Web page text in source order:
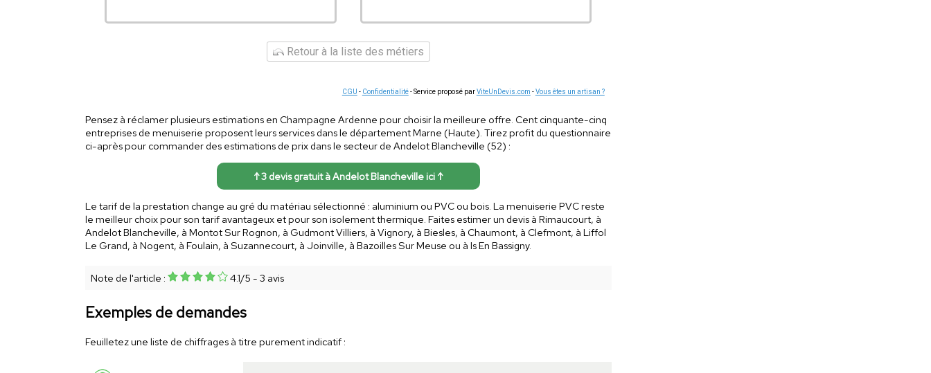
Retour à la liste des métiers
CGU - Confidentialité- Service proposé parViteUnDevis.com -Vous êtes un artisan ?
Pensez à réclamer plusieurs estimations en Champagne Ardenne pour choisir la meilleure offre. Cent cinquante-cinq
entreprises de menuiserie proposent leurs services dans le département Marne (Haute). Tirez profit du questionnaire
ci-après pour commander des estimations de prix dans le secteur de Andelot Blancheville (52) :
↑ 3 devis gratuit à Andelot Blancheville ici ↑
Le tarif de la prestation change au gré du matériau sélectionné : aluminium ou PVC ou bois. La menuiserie PVC reste
le meilleur choix pour son tarif avantageux et pour son isolement thermique. Faites estimer un devis à Rimaucourt, à
Andelot Blancheville, à Montot Sur Rognon, à Gudmont Villiers, à Vignory, à Biesles, à Chaumont, à Clefmont, à Liffol
Le Grand, à Nogent, à Foulain, à Suzannecourt, à Joinville, à Bazoilles Sur Meuse ou à Is En Bassigny.
Note de l'article : 4.1/5 - 3 avis
Exemples de demandes
Feuilletez une liste de chiffrages à titre purement indicatif :